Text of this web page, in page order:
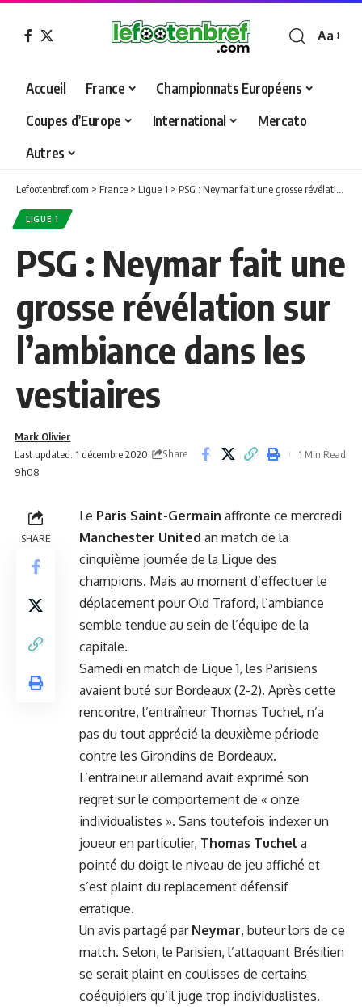
Font
Aa
Accueil France
Championnats Européens
Coupes d’Europe
International
Mercato
Autres
Lefootenbref.com > France > Ligue 1 > PSG : Neymar fait une grosse révélation sur l’ambiance dans les vestiaires
LIGUE 1
PSG : Neymar fait une
grosse révélation sur
l’ambiance dans les
vestiaires
Last updated: 1 décembre 2020
9h08
Mark Olivier
Share
1 Min Read
SHARE
Le Paris Saint-Germain affronte ce mercredi
Manchester United an match de la
cinquième journée de la Ligue des
champions. Mais au moment d’effectuer le
déplacement pour Old Traford, l’ambiance
semble tendue au sein de l’équipe de la
capitale.
Samedi en match de Ligue 1, les Parisiens
avaient buté sur Bordeaux (2-2). Après cette
rencontre, l’entraîneur Thomas Tuchel, n’a
pas du tout apprécié la deuxième période
contre les Girondins de Bordeaux.
L’entraineur allemand avait exprimé son
regret sur le comportement de « onze
individualistes ». Sans toutefois indexer un
joueur en particulier, Thomas Tuchel a
pointé du doigt le niveau de jeu affiché et
s’est plaint du replacement défensif
erratique.
Un avis partagé par Neymar, buteur lors de ce
match. Selon, le Parisien, l’attaquant Brésilien
se serait plaint en coulisses de certains
coéquipiers qu’il juge trop individualistes.